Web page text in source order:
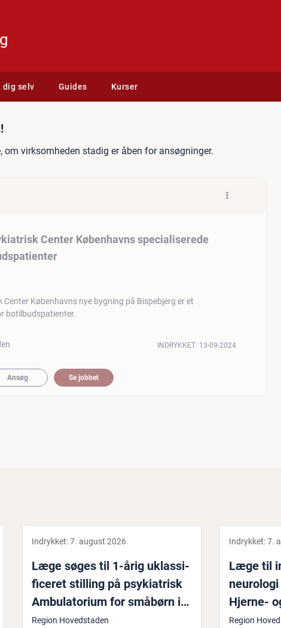
dig selv Guides Kurser
til Psykiatrisk Center
om virksomheden stadig er åben for ansøgninger.
Center Københavns specialiserede
Københavns nye bygning på Bispebjerg er et
botilbudspatienter.
INDRYKKET: 13-09-2024
Ansøg Se jobbet
Indrykket:7. august 2026
Læge søges til 1-årig uklas­si­
fi­ce­ret stilling på psy­ki­a­trisk
Am­bu­la­to­ri­um for småbørn i
Glostrup
Region Hovedstaden
Indrykket:7.
Læge til
Hjerne-
Region